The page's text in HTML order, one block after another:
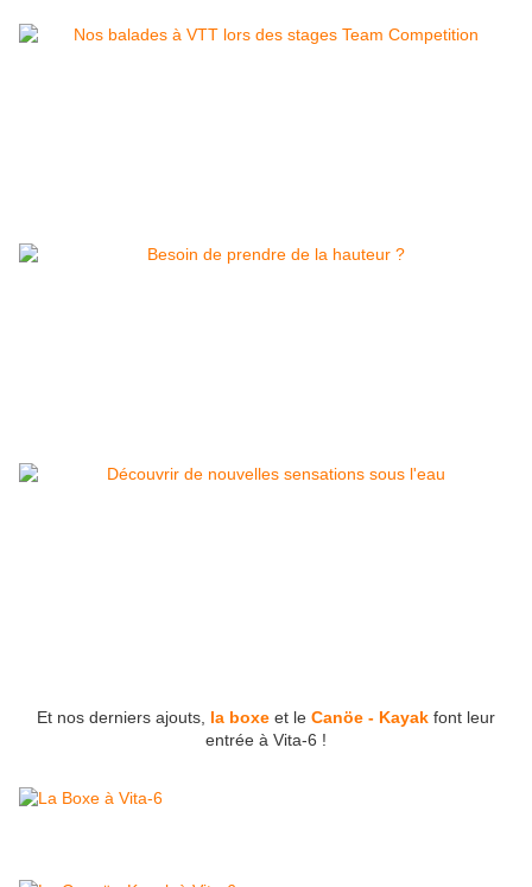
Et nos derniers ajouts, la boxe et le Canöe - Kayak font leur
entrée à Vita-6 !